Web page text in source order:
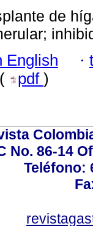
de
English ·
pdf )
No. 86-14
Teléfono: